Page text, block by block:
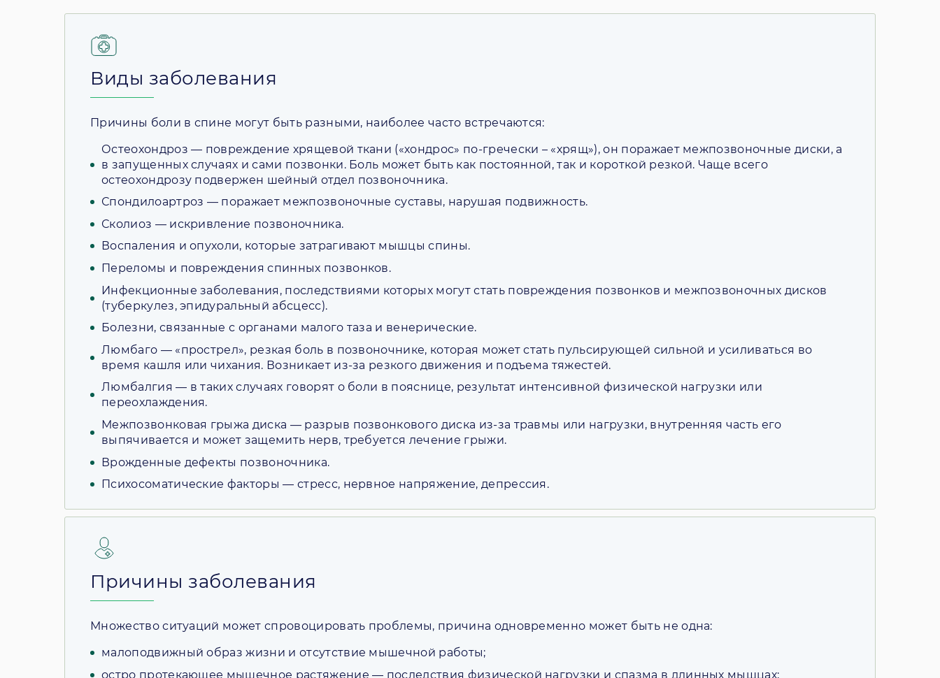
Виды заболевания
Причины боли в спине могут быть разными, наиболее часто встречаются:
Остеохондроз — повреждение хрящевой ткани («хондрос» по-гречески – «хрящ»), он поражает межпозвоночные диски, а
в запущенных случаях и сами позвонки. Боль может быть как постоянной, так и короткой резкой. Чаще всего
остеохондрозу подвержен шейный отдел позвоночника.
Спондилоартроз — поражает межпозвоночные суставы, нарушая подвижность.
Сколиоз — искривление позвоночника.
Воспаления и опухоли, которые затрагивают мышцы спины.
Переломы и повреждения спинных позвонков.
Инфекционные заболевания, последствиями которых могут стать повреждения позвонков и межпозвоночных дисков
(туберкулез, эпидуральный абсцесс).
Болезни, связанные с органами малого таза и венерические.
Люмбаго — «прострел», резкая боль в позвоночнике, которая может стать пульсирующей сильной и усиливаться во
время кашля или чихания. Возникает из-за резкого движения и подъема тяжестей.
Люмбалгия — в таких случаях говорят о боли в пояснице, результат интенсивной физической нагрузки или
переохлаждения.
Межпозвонковая грыжа диска — разрыв позвонкового диска из-за травмы или нагрузки, внутренняя часть его
выпячивается и может защемить нерв, требуется лечение грыжи.
Врожденные дефекты позвоночника.
Психосоматические факторы — стресс, нервное напряжение, депрессия.
Причины заболевания
Множество ситуаций может спровоцировать проблемы, причина одновременно может быть не одна:
малоподвижный образ жизни и отсутствие мышечной работы;
остро протекающее мышечное растяжение — последствия физической нагрузки и спазма в длинных мышцах;